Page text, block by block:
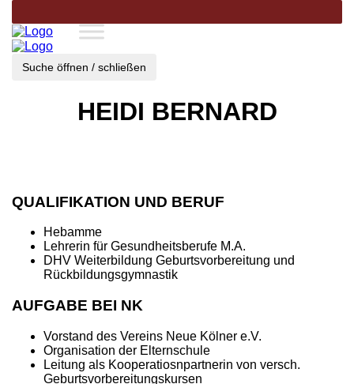
Suche öffnen / schließen
HEIDI BERNARD
QUALIFIKATION UND BERUF
Hebamme
Lehrerin für Gesundheitsberufe M.A.
DHV Weiterbildung Geburtsvorbereitung und
Rückbildungsgymnastik
AUFGABE BEI NK
Vorstand des Vereins Neue Kölner e.V.
Organisation der Elternschule
Leitung als Kooperatiosnpartnerin von versch.
Geburtsvorbereitungskursen